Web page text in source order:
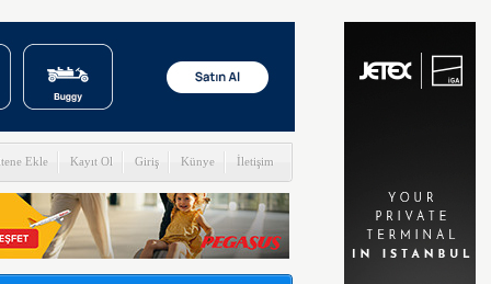
Ekle Kayıt Ol Giriş Künye İletişim